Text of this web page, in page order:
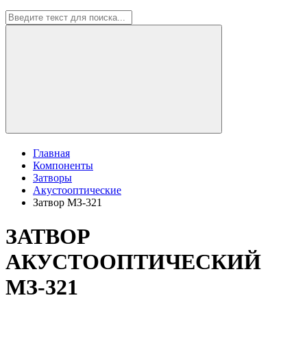
Главная
Компоненты
Затворы
Акустооптические
Затвор МЗ-321
ЗАТВОР
АКУСТООПТИЧЕСКИЙ
МЗ-321